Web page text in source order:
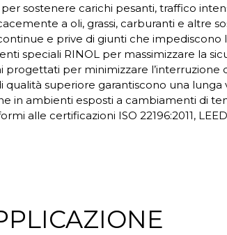
per sostenere carichi pesanti, traffico
a oli, grassi, carburanti e altre
e prive di giunti che impediscono
speciali RINOL per massimizzare la
progettati per minimizzare
qualità superiore garantiscono una
in ambienti esposti a cambiamenti di
alle certificazioni ISO 22196:2011,